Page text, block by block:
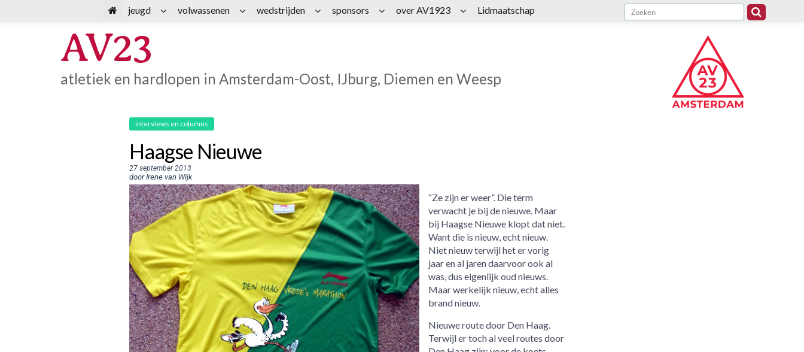
AV23
atletiek en hardlopen in Amsterdam-Oost, IJburg, Diemen en Weesp
interviews en columns
Haagse Nieuwe
27 september 2013
door Irene van Wijk
“Ze zijn er weer”. Die term
verwacht je bij de nieuwe. Maar
bij Haagse Nieuwe klopt dat niet.
Want die is nieuw, echt nieuw.
Niet nieuw terwijl het er vorig
jaar en al jaren daarvoor ook al
was, dus eigenlijk oud nieuws.
Maar werkelijk nieuw, echt alles
brand nieuw.
Nieuwe route door Den Haag.
Terwijl er toch al veel routes door
jeugd volwassenen wedstrijden sponsors over AV1923 Lidmaatschap